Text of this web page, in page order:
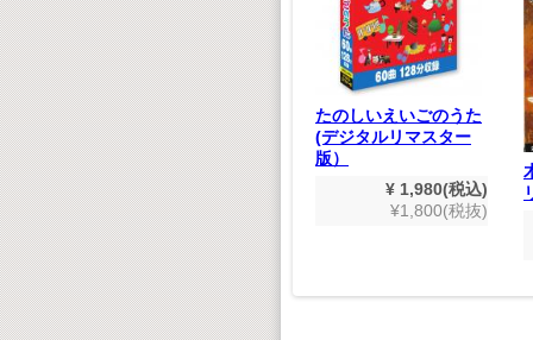
税込)
税抜)
世紀の巨匠たち クラ
シック名演集 CD50枚
組
¥ 9,900(税込)
¥9,000(税抜)
たのしいえいごのうた
(デジタルリマスター
版）
¥ 1,980(税込)
¥1,800(税抜)